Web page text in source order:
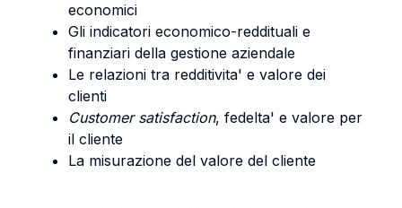
economici
Gli indicatori economico-reddituali e
finanziari della gestione aziendale
Le relazioni tra redditivita' e valore dei
clienti
Customer satisfaction, fedelta' e valore per
il cliente
La misurazione del valore del cliente